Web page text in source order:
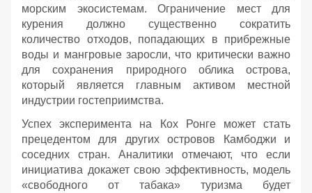
морским экосистемам. Ограничение мест для
курения должно существенно сократить
количество отходов, попадающих в прибрежные
воды и мангровые заросли, что критически важно
для сохранения природного облика острова,
который является главным активом местной
индустрии гостеприимства.
Успех эксперимента на Кох Ронге может стать
прецедентом для других островов Камбоджи и
соседних стран. Аналитики отмечают, что если
инициатива докажет свою эффективность, модель
«свободного от табака» туризма будет